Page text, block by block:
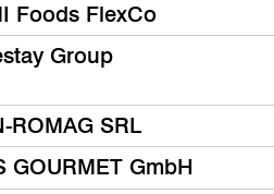
Foods FlexCo
Group
ROMAG SRL
GOURMET GmbH